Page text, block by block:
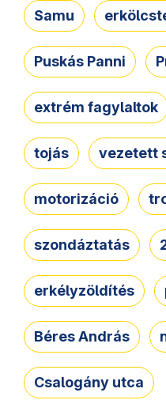
Samu
Puskás Panni
extrém fagylaltok
tojás vezetett
motorizáció
szondáztatás
erkélyzöldítés
Béres András
Csalogány utca